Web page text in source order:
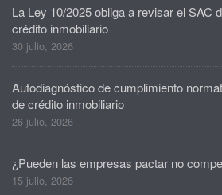
La Ley 10/2025 obliga a revisar el SAC
crédito inmobiliario
30 julio, 2026
Autodiagnóstico de cumplimiento
de crédito inmobiliario
26 julio, 2026
¿Pueden las empresas pactar no
15 julio, 2026